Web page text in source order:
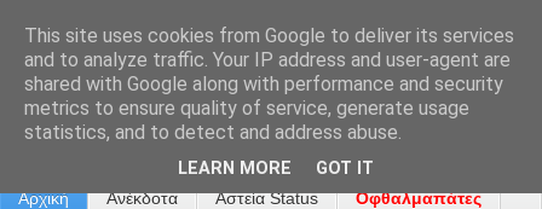
Επικοινωνία Διαφήμιση Αναφορά Προβλήματος
Αρχική Ανέκδοτα Αστεία Status Οφθαλμαπάτες
This site uses cookies from Google to deliver its services
and to analyze traffic. Your IP address and user-agent are
shared with Google along with performance and security
metrics to ensure quality of service, generate usage
statistics, and to detect and address abuse.
LEARN MORE GOT IT